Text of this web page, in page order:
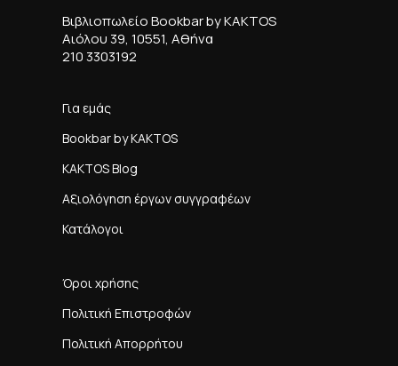
Βιβλιοπωλείο Bookbar by KAKTOS
Αιόλου 39, 10551, Αθήνα
210 3303192
Για εμάς
Bookbar by KAKTOS
KAKTOS Blog
Αξιολόγηση έργων συγγραφέων
Κατάλογοι
Όροι χρήσης
Πολιτική Επιστροφών
Πολιτική Απορρήτου